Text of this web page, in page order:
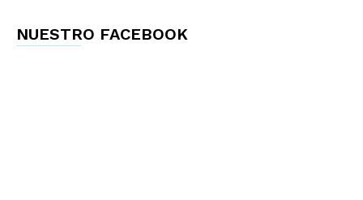
NUESTRO FACEBOOK